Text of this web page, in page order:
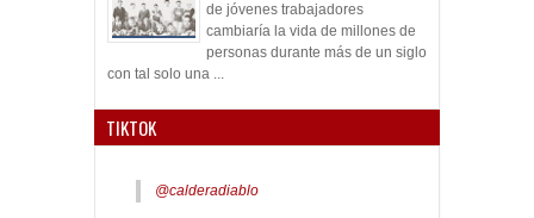
de jóvenes trabajadores
cambiaría la vida de millones de
personas durante más de un siglo
con tal solo una ...
TIKTOK
@calderadiablo